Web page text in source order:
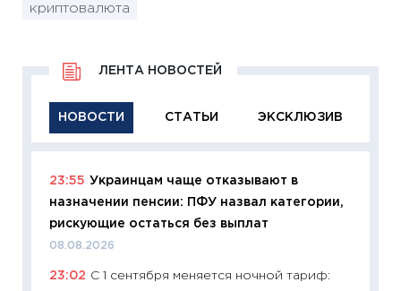
криптовалюта
НОВОСТИ СТАТЬИ ЭКСКЛЮЗИВ
ЛЕНТА НОВОСТЕЙ
23:55 Украинцам чаще отказывают в
назначении пенсии: ПФУ назвал категории,
рискующие остаться без выплат
08.08.2026
23:02 С 1 сентября меняется ночной тариф: